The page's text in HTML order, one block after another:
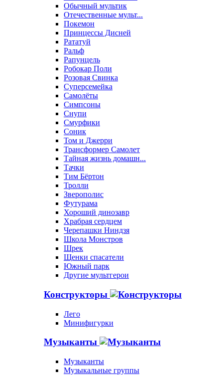
Обычный мультик
Отечественные мульт...
Покемон
Принцессы Дисней
Рататуй
Ральф
Рапунцель
Робокар Поли
Розовая Свинка
Суперсемейка
Самолёты
Симпсоны
Снупи
Смурфики
Соник
Том и Джерри
Трансформер Самолет
Тайная жизнь домашн...
Тачки
Тим Бёртон
Тролли
Зверополис
Футурама
Хороший динозавр
Храбрая сердцем
Черепашки Ниндзя
Школа Монстров
Шрек
Щенки спасатели
Южный парк
Другие мультгерои
Конструкторы
Лего
Минифигурки
Музыканты
Музыканты
Музыкальные группы